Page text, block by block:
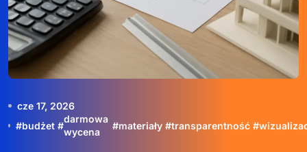
cze 17, 2026
#budżet #
darmowa
wycena
#materiały #transparentność #